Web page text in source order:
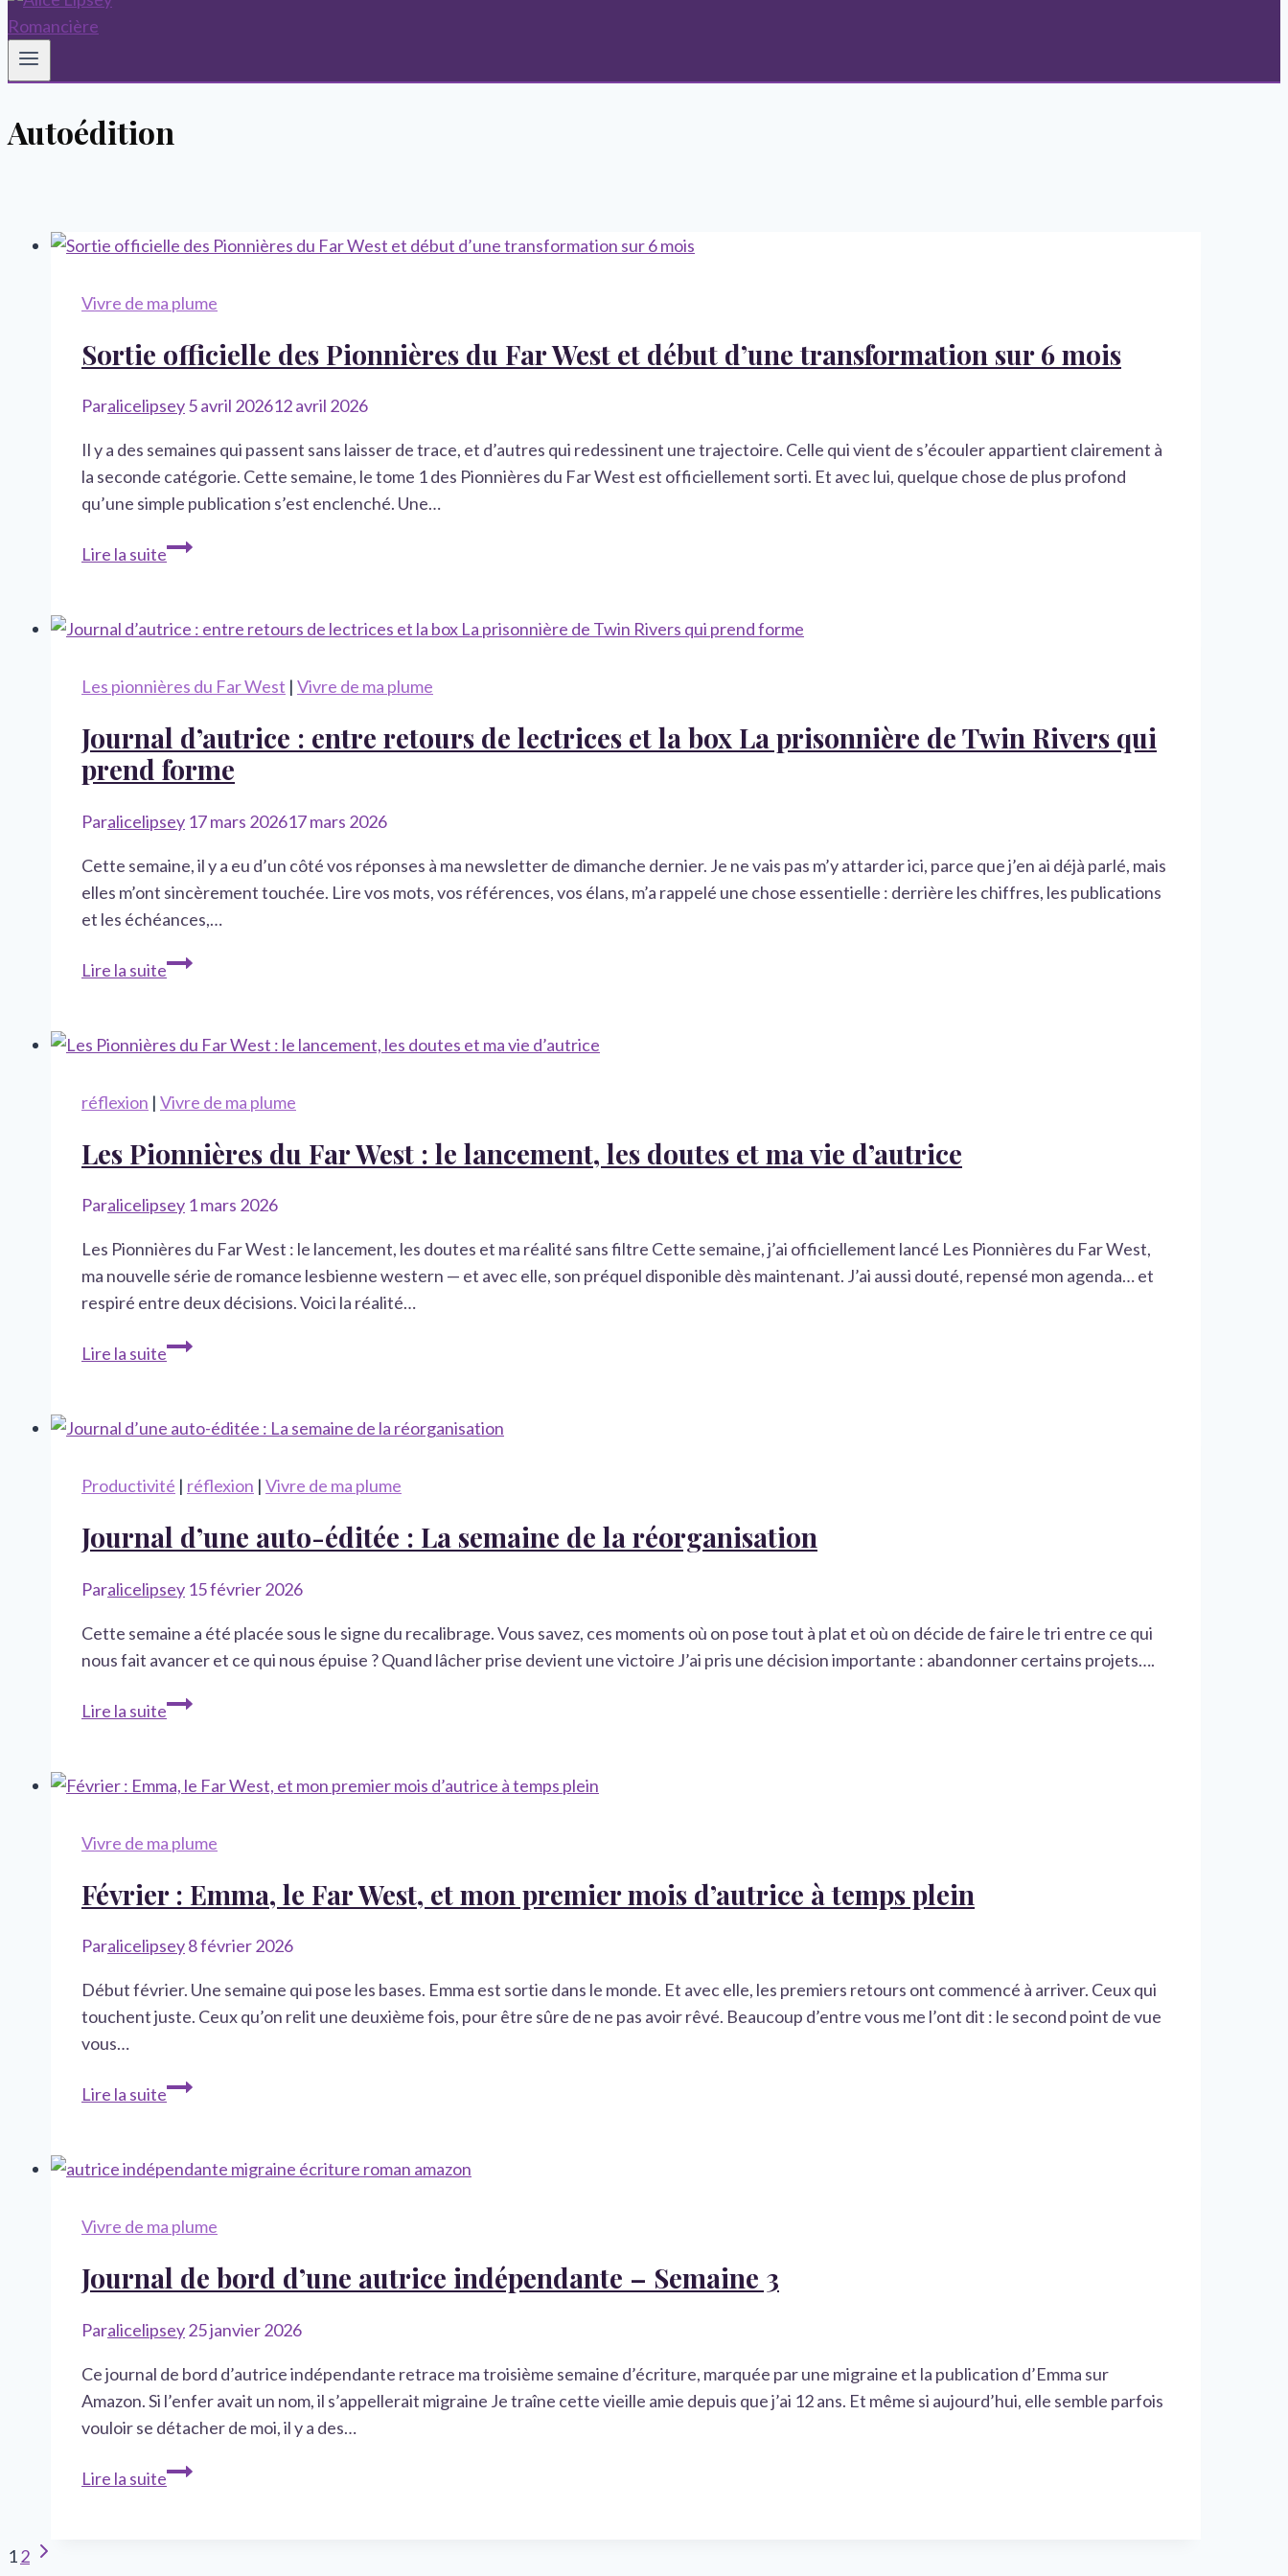
Autoédition
Vivre de ma plume
Sortie officielle des Pionnières du Far West et début d’une transformation sur 6 mois
Paralicelipsey5 avril 202612 avril 2026
Il y a des semaines qui passent sans laisser de trace, et d’autres qui redessinent une trajectoire. Celle qui vient de s’écouler appartient clairement à
la seconde catégorie. Cette semaine, le tome 1 des Pionnières du Far West est officiellement sorti. Et avec lui, quelque chose de plus profond
qu’une simple publication s’est enclenché. Une…
Lire la suiteSortie
Pionnières
Far
et
début
d’une
transformation
6
mois
Les pionnières du Far West | Vivre de ma plume
Journal d’autrice : entre retours de lectrices et la box La prisonnière de Twin Rivers qui
prend forme
Paralicelipsey 17 mars 202617 mars 2026
Cette semaine, il y a eu d’un côté vos réponses à ma newsletter de dimanche dernier. Je ne vais pas m’y attarder ici, parce que j’en ai déjà parlé, mais
elles m’ont sincèrement touchée. Lire vos mots, vos références, vos élans, m’a rappelé une chose essentielle : derrière les chiffres, les publications
et les échéances,…
Lire la suiteJournal
entre
de
et
box
prisonnière
de
Twin
Rivers
qui
forme
réflexion | Vivre de ma plume
Les Pionnières du Far West : le lancement, les doutes et ma vie d’autrice
Paralicelipsey 1 mars 2026
Les Pionnières du Far West : le lancement, les doutes et ma réalité sans filtre Cette semaine, j’ai officiellement lancé Les Pionnières du Far West,
ma nouvelle série de romance lesbienne western — et avec elle, son préquel disponible dès maintenant. J’ai aussi douté, repensé mon agenda… et
respiré entre deux décisions. Voici la réalité…
Lire la suiteLes
Far
:
lancement,
doutes
ma
vie
d’autrice
Productivité | réflexion | Vivre de ma plume
Journal d’une auto-éditée : La semaine de la réorganisation
Paralicelipsey 15 février 2026
Cette semaine a été placée sous le signe du recalibrage. Vous savez, ces moments où on pose tout à plat et où on décide de faire le tri entre ce qui
nous fait avancer et ce qui nous épuise ? Quand lâcher prise devient une victoire J’ai pris une décision importante : abandonner certains projets….
Lire la suiteJournal
éditée
La
de
réorganisation
Vivre de ma plume
Février : Emma, le Far West, et mon premier mois d’autrice à temps plein
Paralicelipsey8 février 2026
Début février. Une semaine qui pose les bases. Emma est sortie dans le monde. Et avec elle, les premiers retours ont commencé à arriver. Ceux qui
touchent juste. Ceux qu’on relit une deuxième fois, pour être sûre de ne pas avoir rêvé. Beaucoup d’entre vous me l’ont dit : le second point de vue
vous…
Lire la suiteFévrier
le
West,
mon
mois
à
temps
plein
Vivre de ma plume
Journal de bord d’une autrice indépendante – Semaine 3
Paralicelipsey25 janvier 2026
Ce journal de bord d’autrice indépendante retrace ma troisième semaine d’écriture, marquée par une migraine et la publication d’Emma sur
Amazon. Si l’enfer avait un nom, il s’appellerait migraine Je traîne cette vieille amie depuis que j’ai 12 ans. Et même si aujourd’hui, elle semble parfois
vouloir se détacher de moi, il y a des…
Lire la suiteJournal
Navigation
12 Page